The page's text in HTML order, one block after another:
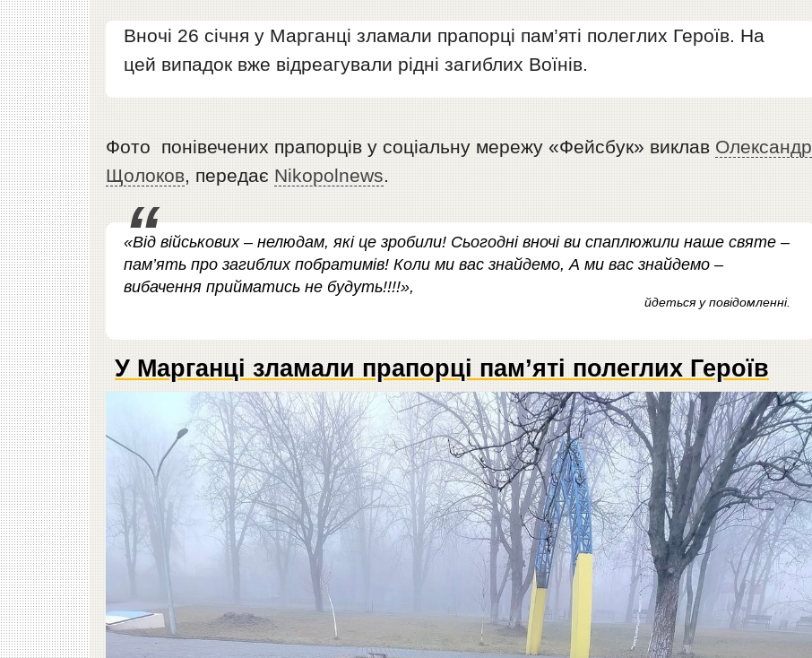
Вночі 26 січня у Марганці зламали прапорці пам’яті полеглих Героїв. На
цей випадок вже відреагували рідні загиблих Воїнів.
Фото понівечених прапорців у соціальну мережу «Фейсбук» виклав Олександр
Щолоков, передає Nikopolnews.
«Від військових – нелюдам, які це зробили! Сьогодні вночі ви спаплюжили наше святе –
пам’ять про загиблих побратимів! Коли ми вас знайдемо, А ми вас знайдемо –
вибачення прийматись не будуть!!!!»,
йдеться у повідомленні.
У Марганці зламали прапорці пам’яті полеглих Героїв